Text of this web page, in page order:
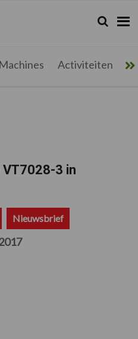
Zoeken...
Zoek
Machines Activiteiten
3 in
Nieuwsbrief